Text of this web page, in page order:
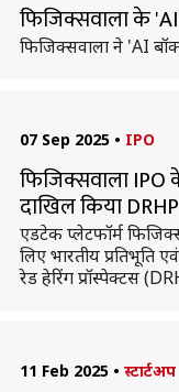
फिजिक्सवाला के
फिजिक्सवाला ने 'AI
07 Sep 2025 • IPO
फिजिक्सवाला
दाखिल किया DRHP
एडटेक प्लेटफॉर्म
लिए भारतीय प्रतिभूति
रेड हेरिंग प्रॉस्पेक्टस
11 Feb 2025 • स्टार्टअप